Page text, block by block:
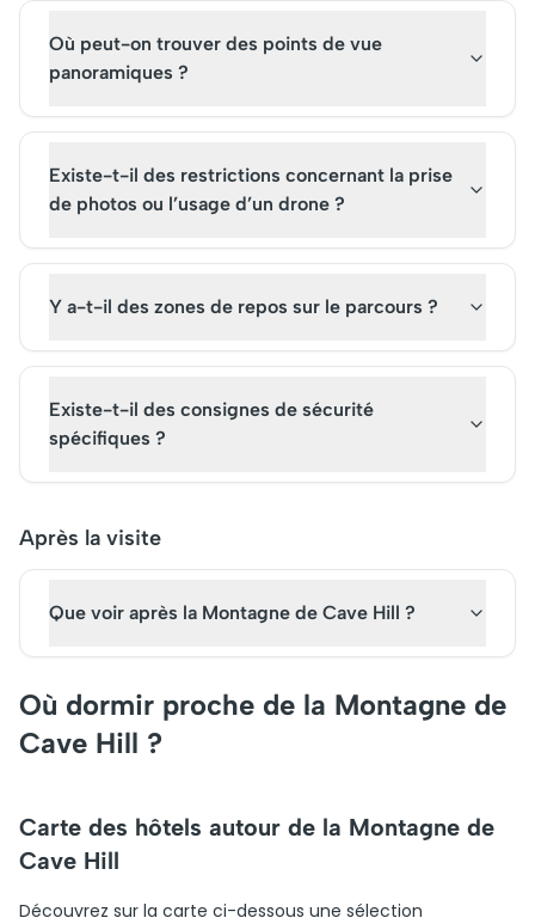
Où peut-on trouver des points de vue
panoramiques ?
Existe-t-il des restrictions concernant la prise
de photos ou l’usage d’un drone ?
Y a-t-il des zones de repos sur le parcours ?
Existe-t-il des consignes de sécurité
spécifiques ?
Après la visite
Que voir après la Montagne de Cave Hill ?
Où dormir proche de la Montagne de
Cave Hill ?
Carte des hôtels autour de la Montagne de
Cave Hill
Découvrez sur la carte ci-dessous une sélection